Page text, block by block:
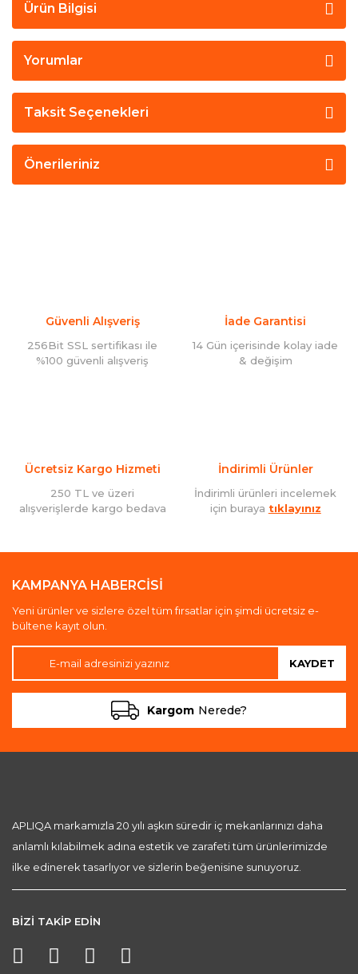
Ürün Bilgisi
Yorumlar
Taksit Seçenekleri
Önerileriniz
Güvenli Alışveriş
256Bit SSL sertifikası ile
%100 güvenli alışveriş
İade Garantisi
14 Gün içerisinde kolay iade
& değişim
Ücretsiz Kargo Hizmeti
250 TL ve üzeri
alışverişlerde kargo bedava
İndirimli Ürünler
İndirimli ürünleri incelemek
için buraya tıklayınız
KAMPANYA HABERCİSİ
Yeni ürünler ve sizlere özel tüm fırsatlar için şimdi ücretsiz e-
bültene kayıt olun.
KAYDET
Kargom Nerede?
APLIQA markamızla 20 yılı aşkın süredir iç mekanlarınızı daha
anlamlı kılabilmek adına estetik ve zarafeti tüm ürünlerimizde
ilke edinerek tasarlıyor ve sizlerin beğenisine sunuyoruz.
BİZİ TAKİP EDİN